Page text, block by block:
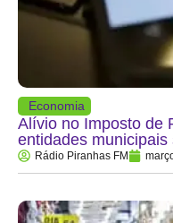
Economia
Alívio no Imposto de
entidades
Rádio Piranhas FM